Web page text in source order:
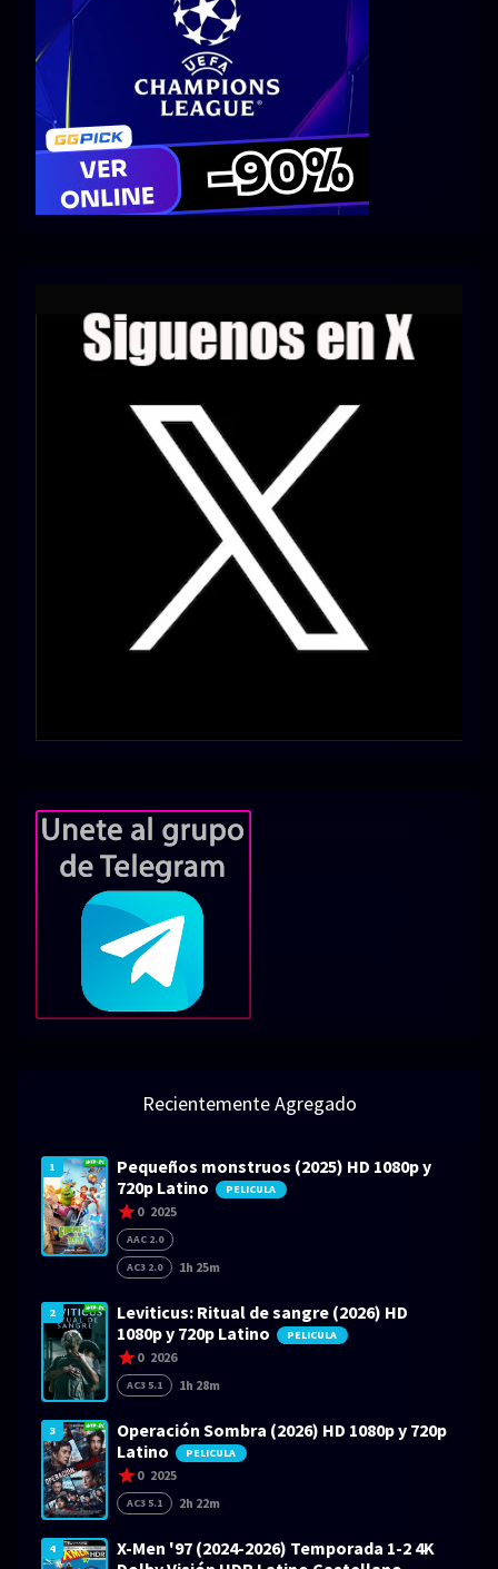
Recientemente Agregado
1
Pequeños monstruos (2025) HD 1080p y
720p Latino
PELICULA
0 2025
AAC 2.0
AC3 2.0
1h 25m
2
Leviticus: Ritual de sangre (2026) HD
1080p y 720p Latino
PELICULA
0 2026
AC3 5.1 1h 28m
3
Operación Sombra (2026) HD 1080p y 720p
Latino
PELICULA
0 2025
AC3 5.1 2h 22m
4
X-Men '97 (2024-2026) Temporada 1-2 4K